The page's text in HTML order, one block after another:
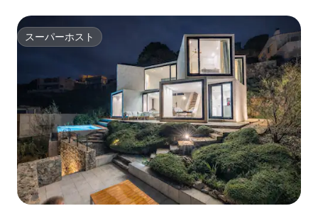
スーパーホスト
スーパーホスト